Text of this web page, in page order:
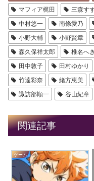
マフィア梶田
三森す
中村悠一
南條愛乃
小野大輔
小野賢章
森久保祥太郎
椎名へ
田中敦子
田村ゆかり
竹達彩奈
緒方恵美
諏訪部順一
谷山紀章
関連記事
ゲーム